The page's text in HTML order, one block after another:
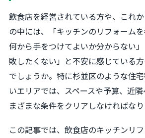
飲食店を経営されている方や、これ
の中には、「キッチンのリフォームを
何から手をつけてよいか分からない
敗したくない」と不安に感じている
でしょうか。特に杉並区のような住
いエリアでは、スペースや予算、近
まざまな条件をクリアしなければなり
この記事では、飲食店のキッチンリ